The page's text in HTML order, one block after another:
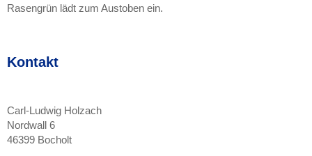
Rasengrün lädt zum Austoben ein.
Kontakt
Carl-Ludwig Holzach
Nordwall 6
46399 Bocholt